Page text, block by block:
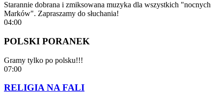
Starannie dobrana i zmiksowana muzyka dla wszystkich "nocnych
Marków". Zapraszamy do słuchania!
04:00
POLSKI PORANEK
Gramy tylko po polsku!!!
07:00
RELIGIA NA FALI